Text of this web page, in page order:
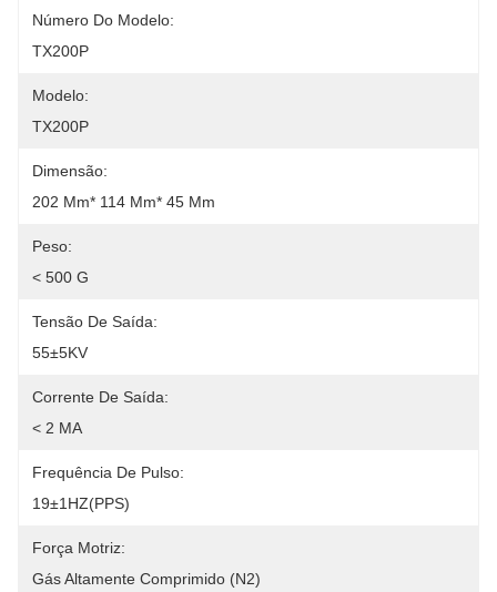
Número Do Modelo:
TX200P
Modelo:
TX200P
Dimensão:
202 Mm* 114 Mm* 45 Mm
Peso:
< 500 G
Tensão De Saída:
55±5KV
Corrente De Saída:
< 2 MA
Frequência De Pulso:
19±1HZ(PPS)
Força Motriz:
Gás Altamente Comprimido (N2)